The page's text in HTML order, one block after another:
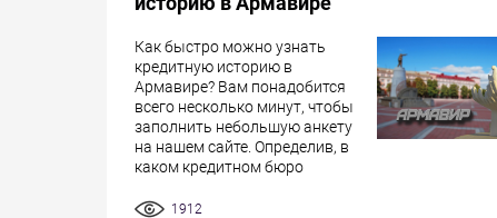
Как быстро можно узнать
кредитную историю в
Армавире? Вам понадобится
всего несколько минут, чтобы
заполнить небольшую анкету
на нашем сайте. Определив, в
каком кредитном бюро
1912